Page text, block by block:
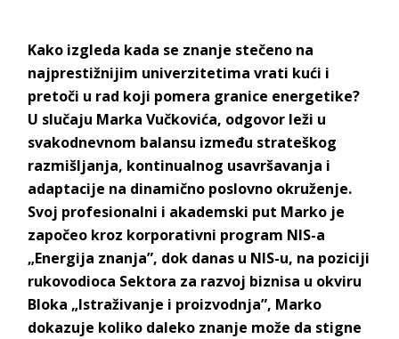
Kako izgleda kada se znanje stečeno na
najprestižnijim univerzitetima vrati kući i
pretoči u rad koji pomera granice energetike?
U slučaju Marka Vučkovića, odgovor leži u
svakodnevnom balansu između strateškog
razmišljanja, kontinualnog usavršavanja i
adaptacije na dinamično poslovno okruženje.
Svoj profesionalni i akademski put Marko je
započeo kroz korporativni program NIS-a
„Energija znanja”, dok danas u NIS-u, na poziciji
rukovodioca Sektora za razvoj biznisa u okviru
Bloka „Istraživanje i proizvodnja”, Marko
dokazuje koliko daleko znanje može da stigne